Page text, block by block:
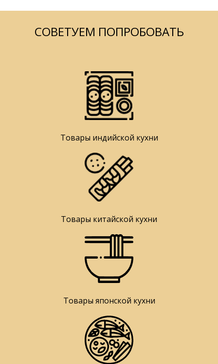
СОВЕТУЕМ ПОПРОБОВАТЬ
Товары индийской кухни
Товары китайской кухни
Товары японской кухни